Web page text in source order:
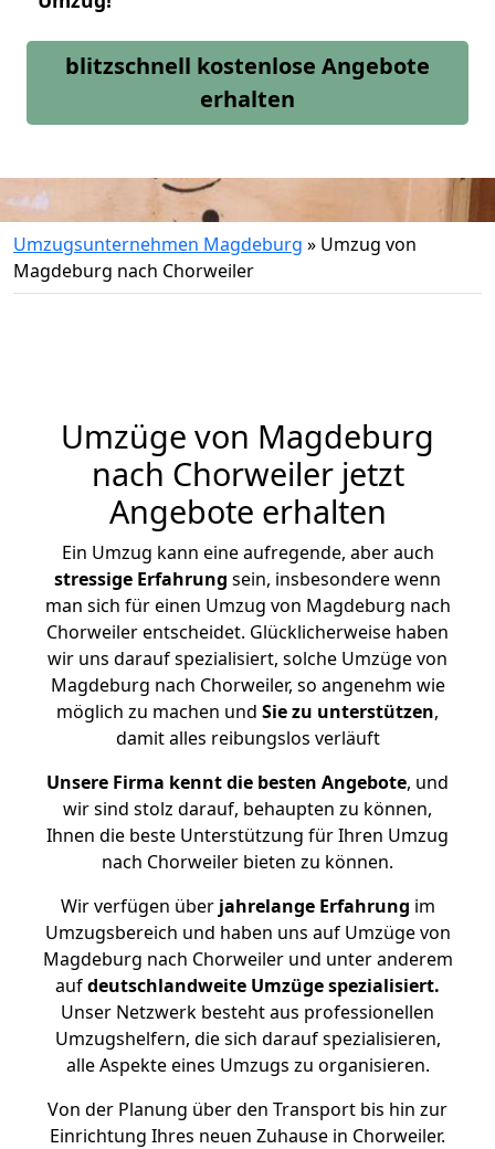
blitzschnell kostenlose Angebote
erhalten
Umzugsunternehmen Magdeburg » Umzug von
Magdeburg nach Chorweiler
Umzüge von Magdeburg
nach Chorweiler jetzt
Angebote erhalten
Ein Umzug kann eine aufregende, aber auch
stressige Erfahrung sein, insbesondere wenn
man sich für einen Umzug von Magdeburg nach
Chorweiler entscheidet. Glücklicherweise haben
wir uns darauf spezialisiert, solche Umzüge von
Magdeburg nach Chorweiler, so angenehm wie
möglich zu machen und Sie zu unterstützen,
damit alles reibungslos verläuft
Unsere Firma kennt die besten Angebote, und
wir sind stolz darauf, behaupten zu können,
Ihnen die beste Unterstützung für Ihren Umzug
nach Chorweiler bieten zu können.
Wir verfügen überjahrelange Erfahrung im
Umzugsbereich und haben uns auf Umzüge von
Magdeburg nach Chorweiler und unter anderem
aufdeutschlandweite Umzüge spezialisiert.
Unser Netzwerk besteht aus professionellen
Umzugshelfern, die sich darauf spezialisieren,
alle Aspekte eines Umzugs zu organisieren.
Von der Planung über den Transport bis hin zur
Einrichtung Ihres neuen Zuhause in Chorweiler.